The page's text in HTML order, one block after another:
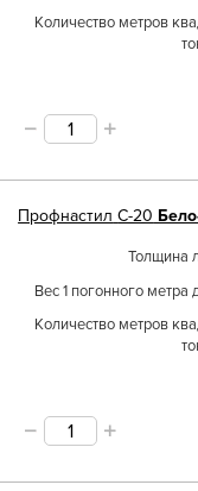
Количество метров
Профнастил С-20
Толщина
Вес 1 погонного метра
Количество метров